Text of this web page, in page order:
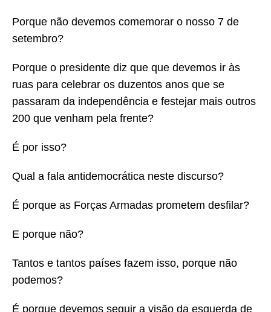
Porque não devemos comemorar o nosso 7 de
setembro?
Porque o presidente diz que que devemos ir às
ruas para celebrar os duzentos anos que se
passaram da independência e festejar mais outros
200 que venham pela frente?
É por isso?
Qual a fala antidemocrática neste discurso?
É porque as Forças Armadas prometem desfilar?
E porque não?
Tantos e tantos países fazem isso, porque não
podemos?
É porque devemos seguir a visão da esquerda de